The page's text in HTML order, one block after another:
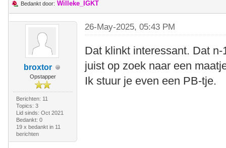
Bedankt door: Willeke_IGKT
broxtor
Opstapper
Berichten: 11
Topics: 3
Lid sinds: Oct 2021
Bedankt: 0
19 x bedankt in 11
berichten
26-May-2025, 05:43 PM
Dat klinkt interessant. Dat
juist op zoek naar een
Ik stuur je even een PB-tje.